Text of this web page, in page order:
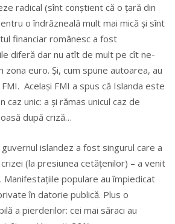
radical (sînt conştient că o ţară din
o îndrăzneală mult mai mică şi sînt
financiar românesc a fost
diferă dar nu atît de mult pe cît ne-
zona euro. Şi, cum spune autoarea, au
Acelaşi FMI a spus că Islanda este
caz unic: a şi rămas unicul caz de
după criză…
islandez a fost singurul care a
(la presiunea cetăţenilor) – a venit
Manifestaţiile populare au împiedicat
în datorie publică. Plus o
a pierderilor: cei mai săraci au